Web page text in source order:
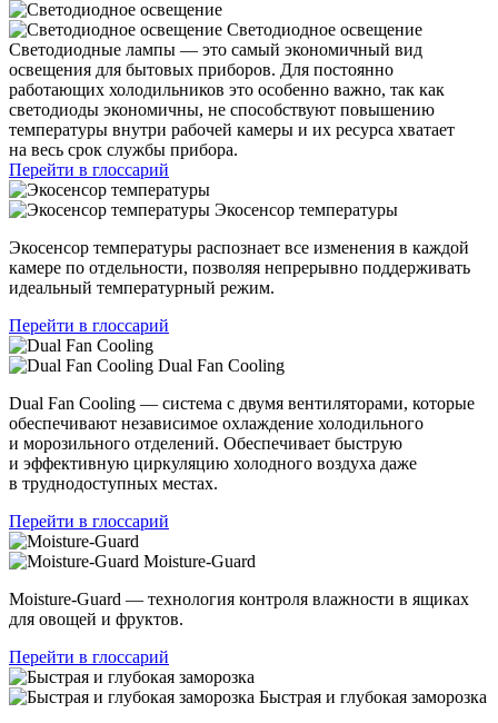
Светодиодное освещение
Светодиодные лампы — это самый экономичный вид
освещения для бытовых приборов. Для постоянно
работающих холодильников это особенно важно, так как
светодиоды экономичны, не способствуют повышению
температуры внутри рабочей камеры и их ресурса хватает
на весь срок службы прибора.
Перейти в глоссарий
Экосенсор температуры
Экосенсор температуры распознает все изменения в каждой
камере по отдельности, позволяя непрерывно поддерживать
идеальный температурный режим.
Перейти в глоссарий
Dual Fan Cooling
Dual Fan Cooling — система с двумя вентиляторами, которые
обеспечивают независимое охлаждение холодильного
и морозильного отделений. Обеспечивает быструю
и эффективную циркуляцию холодного воздуха даже
в труднодоступных местах.
Перейти в глоссарий
Moisture-Guard
Moisture-Guard — технология контроля влажности в ящиках
для овощей и фруктов.
Перейти в глоссарий
Быстрая и глубокая заморозка